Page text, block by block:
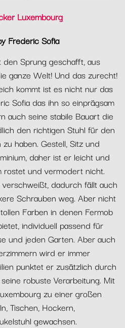
Luxembourg
Frederic Sofia
Sprung geschafft, aus
ganze Welt! Und das zurecht!
kommt ist es nicht nur das
Sofia das ihn so einprägsam
auch seine stabile Bauart die
den richtigen Stuhl für den
haben. Gestell, Sitz und
daher ist er leicht und
rostet und vermodert nicht.
dadurch fällt auch
Schrauben weg. Aber nicht
Farben in denen Fermob
individuell passend für
und jeden Garten. Aber auch
wird er immer
punktet er zusätzlich durch
robuste Verarbeitung. Mit
zu einer großen
Tischen, Hockern,
gewachsen.